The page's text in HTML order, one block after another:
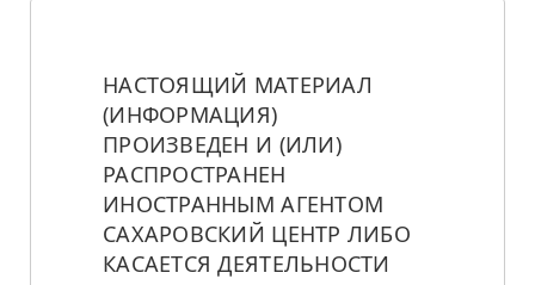
НАСТОЯЩИЙ МАТЕРИАЛ
(ИНФОРМАЦИЯ)
ПРОИЗВЕДЕН И (ИЛИ)
РАСПРОСТРАНЕН
ИНОСТРАННЫМ АГЕНТОМ
САХАРОВСКИЙ ЦЕНТР ЛИБО
КАСАЕТСЯ ДЕЯТЕЛЬНОСТИ